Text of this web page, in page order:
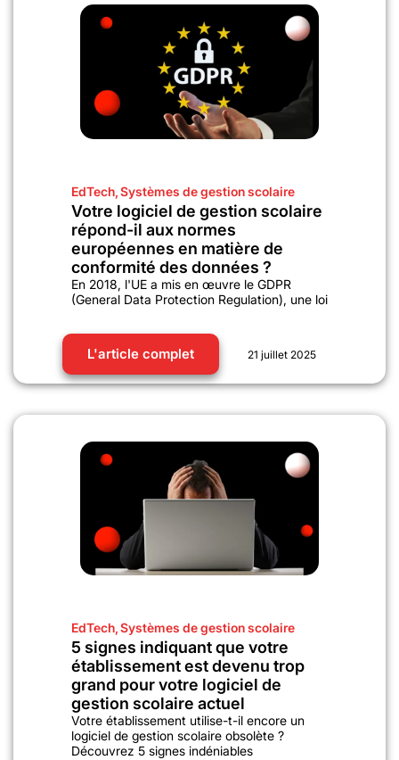
EdTech,Systèmes de gestion scolaire
Votre logiciel de gestion scolaire
répond-il aux normes
européennes en matière de
conformité des données ?
En 2018, l'UE a mis en œuvre le GDPR
(General Data Protection Regulation), une loi
L'article complet 21 juillet 2025
EdTech,Systèmes de gestion scolaire
5 signes indiquant que votre
établissement est devenu trop
grand pour votre logiciel de
gestion scolaire actuel
Votre établissement utilise-t-il encore un
logiciel de gestion scolaire obsolète ?
Découvrez 5 signes indéniables